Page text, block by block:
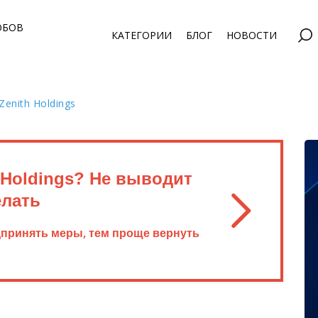
КАТЕГОРИИ БЛОГ НОВОСТИ
Holdings
Не выводит
меры, тем проще вернуть